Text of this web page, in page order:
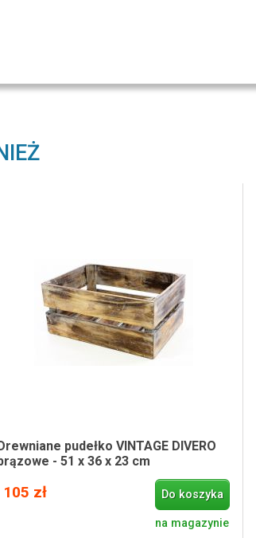
pudełko VINTAGE DIVERO
- 51 x 36 x 23 cm
105 zł Do koszyka
na magazynie